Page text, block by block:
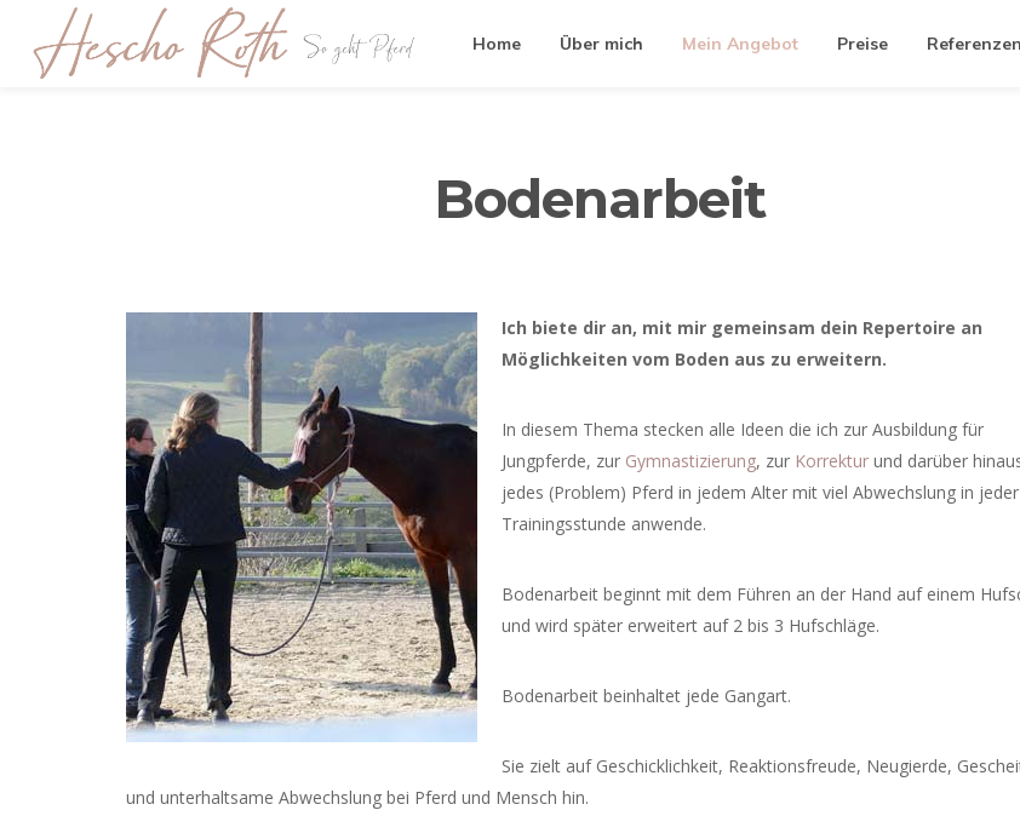
Home Über mich Mein Angebot Preise Referenzen
Bodenarbeit
Ich biete dir an, mit mir gemeinsam dein Repertoire an
Möglichkeiten vom Boden aus zu erweitern.
In diesem Thema stecken alle Ideen die ich zur Ausbildung für
Jungpferde, zur Gymnastizierung, zur Korrektur und darüber
jedes (Problem) Pferd in jedem Alter mit viel Abwechslung in jeder
Trainingsstunde anwende.
Bodenarbeit beginnt mit dem Führen an der Hand auf einem
und wird später erweitert auf 2 bis 3 Hufschläge.
Bodenarbeit beinhaltet jede Gangart.
Sie zielt auf Geschicklichkeit, Reaktionsfreude, Neugierde,
und unterhaltsame Abwechslung bei Pferd und Mensch hin.